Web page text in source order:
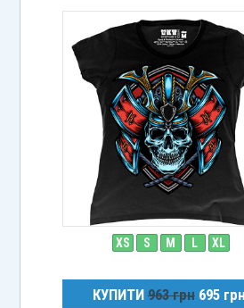
XS S M L XL
КУПИТИ 963 грн 695